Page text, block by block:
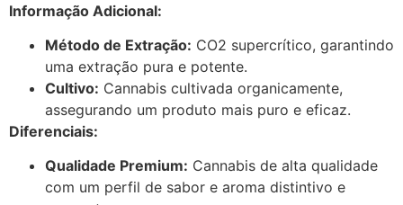
Informação Adicional:
Método de Extração: CO2 supercrítico, garantindo
uma extração pura e potente.
Cultivo: Cannabis cultivada organicamente,
assegurando um produto mais puro e eficaz.
Diferenciais:
Qualidade Premium: Cannabis de alta qualidade
com um perfil de sabor e aroma distintivo e